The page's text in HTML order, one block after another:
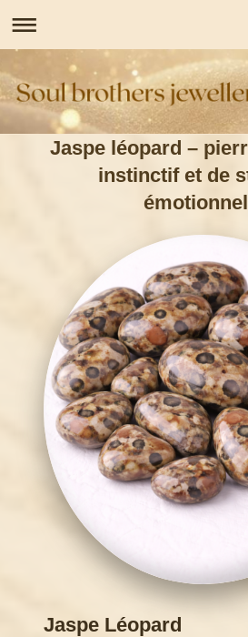
Jaspe léopard –
instinctif et de
Jaspe Léopard